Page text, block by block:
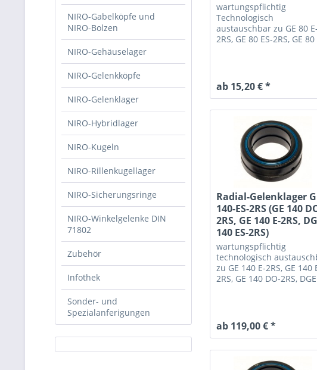
NIRO-Gabelköpfe und
NIRO-Bolzen
NIRO-Gehäuselager
NIRO-Gelenkköpfe
NIRO-Gelenklager
NIRO-Hybridlager
NIRO-Kugeln
NIRO-Rillenkugellager
NIRO-Sicherungsringe
NIRO-Winkelgelenke DIN
71802
Zubehör
Infothek
Sonder- und
Spezialanferigungen
wartungspflichtig
Technologisch
austauschbar zu GE 80 E-
2RS, GE 80 ES-2RS, GE 80
ab 15,20 € *
Radial-Gelenklager
140-ES-2RS (GE 140
2RS, GE 140 E-2RS,
140 ES-2RS)
wartungspflichtig
technologisch
zu GE 140 E-2RS, GE 140
2RS, GE 140 DO-2RS, DGE
ab 119,00 € *